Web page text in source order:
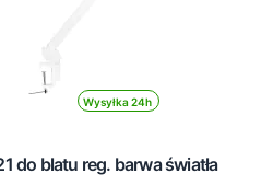
Wysyłka 24h
do blatu reg. barwa światła